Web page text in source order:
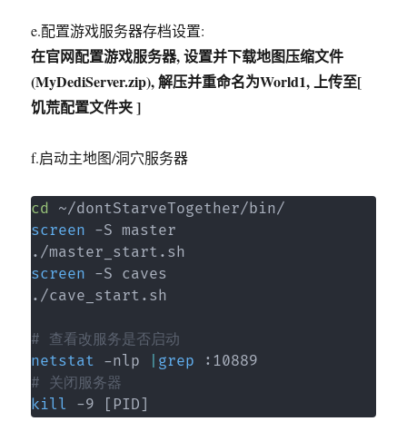
e.配置游戏服务器存档设置:
在官网配置游戏服务器, 设置并下载地图压缩文件
(MyDediServer.zip), 解压并重命名为World1, 上传至[
饥荒配置文件夹 ]
f.启动主地图/洞穴服务器
cd
screen -S master
screen -S caves
./cave_start.sh
# 查看改服务是否启动
netstat -nlp grep
# 关闭服务器
kill
-9 PID